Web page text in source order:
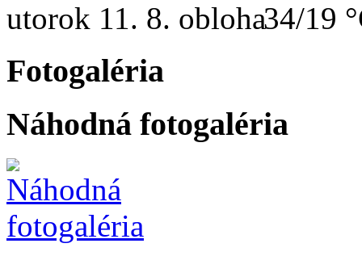
utorok 11. 8. 34/19
Fotogaléria
Náhodná fotogaléria